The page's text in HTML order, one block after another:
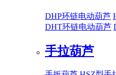
DHP环链电动葫芦
DHT环链电动葫芦
手拉葫芦